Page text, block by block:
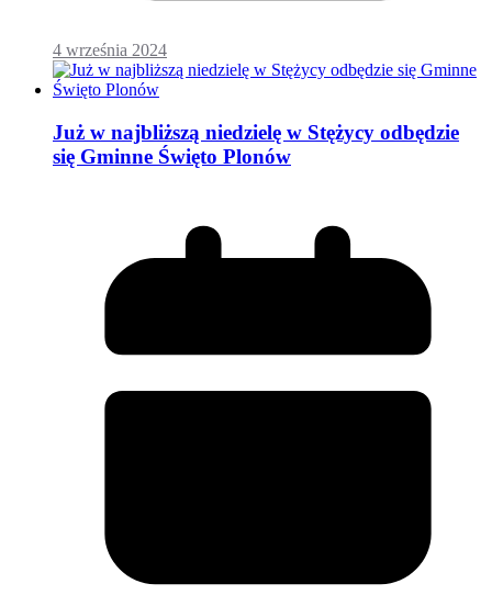
4 września 2024
Już w najbliższą niedzielę w Stężycy odbędzie
się Gminne Święto Plonów